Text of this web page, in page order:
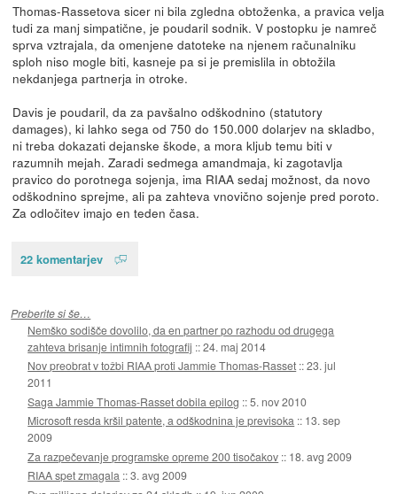
Thomas-Rassetova sicer ni bila zgledna obtoženka, a pravica velja
tudi za manj simpatične, je poudaril sodnik. V postopku je namreč
sprva vztrajala, da omenjene datoteke na njenem računalniku
sploh niso mogle biti, kasneje pa si je premislila in obtožila
nekdanjega partnerja in otroke.
Davis je poudaril, da za pavšalno odškodnino (statutory
damages), ki lahko sega od 750 do 150.000 dolarjev na skladbo,
ni treba dokazati dejanske škode, a mora kljub temu biti v
razumnih mejah. Zaradi sedmega amandmaja, ki zagotavlja
pravico do porotnega sojenja, ima RIAA sedaj možnost, da novo
odškodnino sprejme, ali pa zahteva vnovično sojenje pred poroto.
Za odločitev imajo en teden časa.
22 komentarjev
Preberite si še…
Nemško sodišče dovolilo, da en partner po razhodu od drugega
zahteva brisanje intimnih fotografij ::24. maj 2014
Nov preobrat v tožbi RIAA proti Jammie Thomas-Rasset ::23. jul
2011
Saga Jammie Thomas-Rasset dobila epilog ::5. nov 2010
Microsoft resda kršil patente, a odškodnina je previsoka :: 13. sep
2009
Za razpečevanje programske opreme 200 tisočakov :: 18. avg 2009
RIAA spet zmagala ::3. avg 2009